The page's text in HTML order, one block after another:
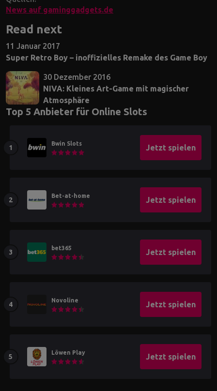
News auf gaminggadgets.de
Read next
11 Januar 2017
Super Retro Boy – inoffizielles Remake des Game Boy
30 Dezember 2016
NIVA: Kleines Art-Game mit magischer
Atmosphäre
Top 5 Anbieter für Online Slots
Bwin Slots Jetzt spielen
Bet-at-home Jetzt spielen
bet365 Jetzt spielen
Novoline Jetzt spielen
Löwen Play Jetzt spielen